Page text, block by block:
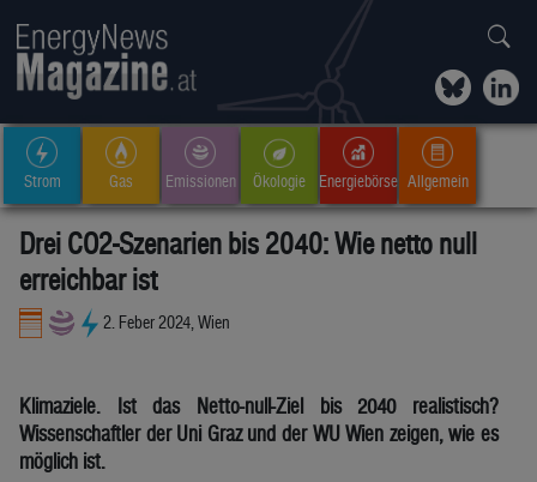
Strom Gas Emissionen Ökologie Energiebörse Allgemein
Drei CO2-Szenarien bis 2040: Wie netto null
erreichbar ist
2. Feber 2024, Wien
Klimaziele. Ist das Netto-null-Ziel bis 2040 realistisch?
Wissenschaftler der Uni Graz und der WU Wien zeigen, wie es
möglich ist.